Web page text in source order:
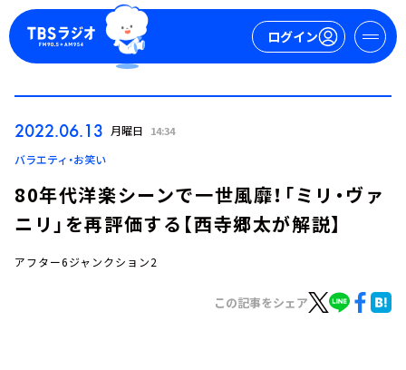
ログイン
ログイン
2022.06.13 月曜日 14:34
バラエティ・お笑い
80年代洋楽シーンで一世風靡！「ミリ・ヴァ
ニリ」を再評価する【西寺郷太が解説】
アフター6ジャンクション2
この記事をシェア